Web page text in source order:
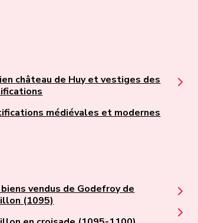
château de Huy et vestiges des
médiévales et modernes
vendus de Godefroy de
(1095)